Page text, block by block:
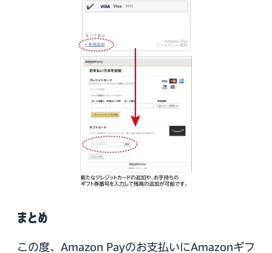
まとめ
この度、Amazon Payのお支払いにAmazonギフ